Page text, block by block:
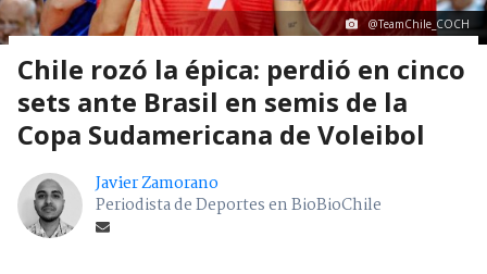
@TeamChile_COCH
Chile rozó la épica: perdió en cinco
sets ante Brasil en semis de la
Copa Sudamericana de Voleibol
Javier Zamorano
Periodista de Deportes en BioBioChile